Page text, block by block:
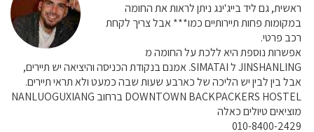
ראשית, גם ליד בייג'ינג ניתן לראות את החומה
במקומות פחות תיירותיים כמו*** אבל צריך לקחת
רכב פרטי.
אפשרות נוספת היא ללכת על החומה מ
JINSHANLING ל SIMATAI. אמנם בנקודת הכניסה והיציאה יש תיירים,
אבל בין לבין יש הליכה של כארבע שעות שבה כמעט ולא תראי תיירים.
DOWNTOWN BACKPACKERS HOSTEL ברחוב NANLUOGUXIANG
מוציאים טיולים כאלה
010-8400-2429